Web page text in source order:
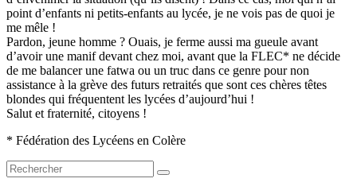
point d’enfants ni petits-enfants au lycée, je ne vois pas de quoi je
me mêle !
Pardon, jeune homme ? Ouais, je ferme aussi ma gueule avant
d’avoir une manif devant chez moi, avant que la FLEC* ne décide
de me balancer une fatwa ou un truc dans ce genre pour non
assistance à la grève des futurs retraités que sont ces chères têtes
blondes qui fréquentent les lycées d’aujourd’hui !
Salut et fraternité, citoyens !
* Fédération des Lycéens en Colère